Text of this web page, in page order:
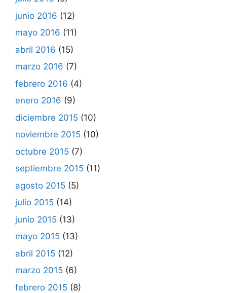
junio 2016 (12)
mayo 2016 (11)
abril 2016 (15)
marzo 2016 (7)
febrero 2016 (4)
enero 2016 (9)
diciembre 2015 (10)
noviembre 2015 (10)
octubre 2015 (7)
septiembre 2015 (11)
agosto 2015 (5)
julio 2015 (14)
junio 2015 (13)
mayo 2015 (13)
abril 2015 (12)
marzo 2015 (6)
febrero 2015 (8)